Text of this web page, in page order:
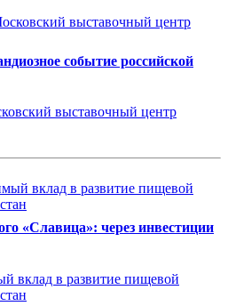
событие российской
выставочный центр
«Славица»: через инвестиции
вклад в развитие пищевой